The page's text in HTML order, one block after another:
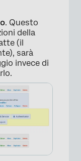
×
×
. Questo
della
(il
sarà
invece di